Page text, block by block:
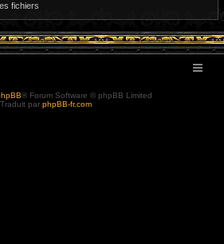
fichiers
® Forum Software © phpBB Limited
Traduit par phpBB-fr.com